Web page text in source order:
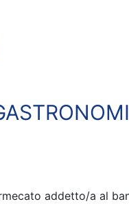
addetto/a al